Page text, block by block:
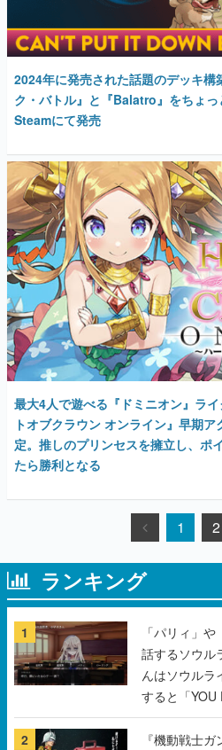
2024年に発売された話題のデッキ構
ク・バトル』と『Balatro』をちょ
Steamにて発売
最大4人で遊べる『ドミニオン』ラ
トオブクラウン オンライン』早期
定。推しのプリンセスを擁立し、ポ
たら勝利となる
1 2
ランキング
1
「パリィ」
話するソウル
んはソウルラ
すると「YOU
2
『機動戦士